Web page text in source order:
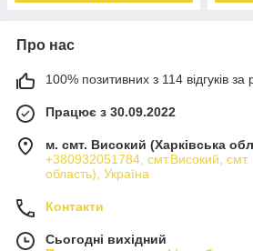
Про нас
100% позитивних з 114 відгуків за
Працює з 30.09.2022
м. смт. Високий (Харківська
+380932051784, смт.Високий, смт.
область), Україна
Контакти
Сьогодні вихідний